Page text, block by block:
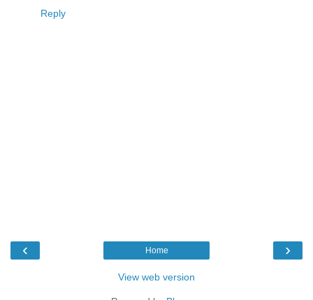
Reply
‹ ›
Home
View web version